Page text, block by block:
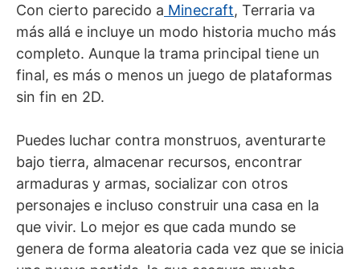
Con cierto parecido a Minecraft, Terraria va
más allá e incluye un modo historia mucho más
completo. Aunque la trama principal tiene un
final, es más o menos un juego de plataformas
sin fin en 2D.
Puedes luchar contra monstruos, aventurarte
bajo tierra, almacenar recursos, encontrar
armaduras y armas, socializar con otros
personajes e incluso construir una casa en la
que vivir. Lo mejor es que cada mundo se
genera de forma aleatoria cada vez que se inicia